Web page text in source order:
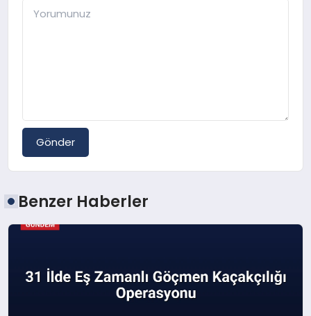
Gönder
Benzer Haberler